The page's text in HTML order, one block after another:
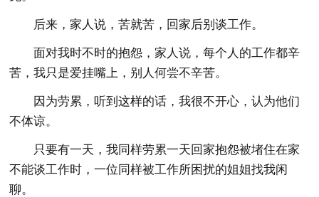
后来，家人说，苦就苦，回家后别谈工作。
面对我时不时的抱怨，家人说，每个人的工作都辛
苦，我只是爱挂嘴上，别人何尝不辛苦。
因为劳累，听到这样的话，我很不开心，认为他们
不体谅。
只要有一天，我同样劳累一天回家抱怨被堵住在家
不能谈工作时，一位同样被工作所困扰的姐姐找我闲
聊。